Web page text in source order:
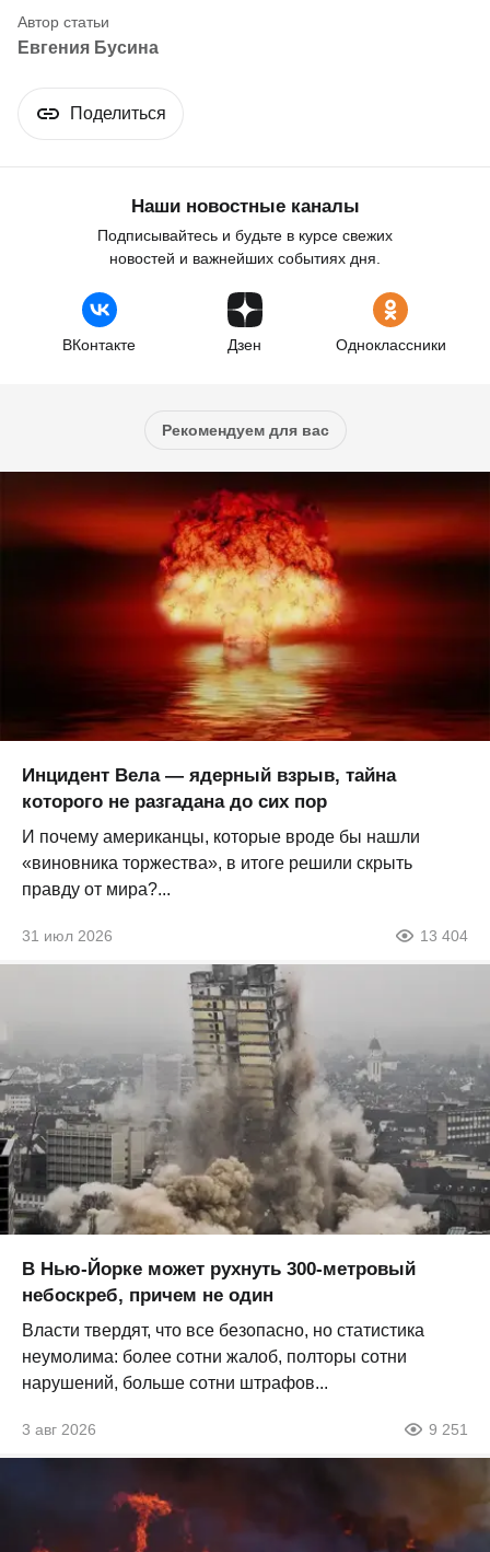
Евгения Бусина
Поделиться
Наши новостные каналы
Подписывайтесь и будьте в курсе свежих
новостей и важнейших событиях дня.
ВКонтакте Дзен Одноклассники
Рекомендуем для вас
Инцидент Вела — ядерный взрыв, тайна
которого не разгадана до сих пор
И почему американцы, которые вроде бы нашли
«виновника торжества», в итоге решили скрыть
правду от мира?...
31 июл 2026 13 404
В Нью-Йорке может рухнуть 300-метровый
небоскреб, причем не один
Власти твердят, что все безопасно, но статистика
неумолима: более сотни жалоб, полторы сотни
нарушений, больше сотни штрафов...
3 авг 2026 9 251